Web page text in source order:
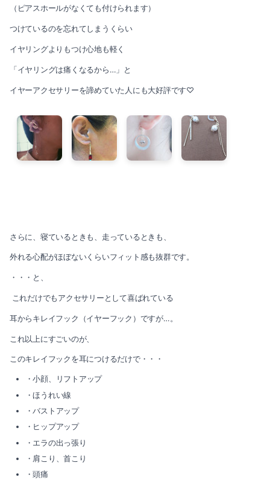
2019-10（2）
2019-09（2）
2019-06（1）
2019-05（4）
2019-04（4）
2020-03（3）
2020-02（1）
2019-11（1）
2019-10（2）
2019-06（1）
2019-04（4）
2019-03（2）
（ピアスホールがなくても付けられます）
つけているのを忘れてしまうくらい
イヤリングよりもつけ心地も軽く
「イヤリングは痛くなるから…」と
イヤーアクセサリーを諦めていた人にも大好評です♡
さらに、寝ているときも、走っているときも、
外れる心配がほぼないくらいフィット感も抜群です。
・・・と、
これだけでもアクセサリーとして喜ばれている
耳からキレイフック（イヤーフック）ですが…。
これ以上にすごいのが、
このキレイフックを耳につけるだけで・・・
・小顔、リフトアップ
・ほうれい線
・バストアップ
・ヒップアップ
・エラの出っ張り
・肩こり、首こり
・頭痛